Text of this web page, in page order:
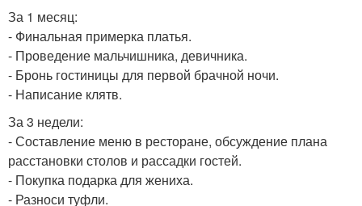
За 1 месяц:
- Финальная примерка платья.
- Проведение мальчишника, девичника.
- Бронь гостиницы для первой брачной ночи.
- Написание клятв.
За 3 недели:
- Составление меню в ресторане, обсуждение плана
расстановки столов и рассадки гостей.
- Покупка подарка для жениха.
- Разноси туфли.